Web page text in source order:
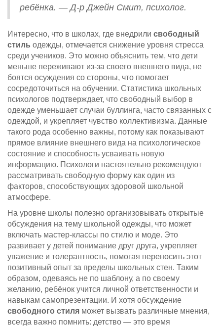
ребёнка. — Д-р Джейн Смит, психолог.
Интересно, что в школах, где внедрили свободный
стиль одежды, отмечается снижение уровня стресса
среди учеников. Это можно объяснить тем, что дети
меньше переживают из-за своего внешнего вида, не
боятся осуждения со стороны, что помогает
сосредоточиться на обучении. Статистика школьных
психологов подтверждает, что свободный выбор в
одежде уменьшает случаи буллинга, часто связанных с
одеждой, и укрепляет чувство коллективизма. Данные
такого рода особенно важны, потому как показывают
прямое влияние внешнего вида на психологическое
состояние и способность усваивать новую
информацию. Психологи настоятельно рекомендуют
рассматривать свободную форму как один из
факторов, способствующих здоровой школьной
атмосфере.
На уровне школы полезно организовывать открытые
обсуждения на тему школьной одежды, что может
включать мастер-классы по стилю и моде. Это
развивает у детей понимание друг друга, укрепляет
уважение и толерантность, помогая переносить этот
позитивный опыт за пределы школьных стен. Таким
образом, одеваясь не по шаблону, а по своему
желанию, ребёнок учится личной ответственности и
навыкам самопрезентации. И хотя обсуждение
свободного стиля может вызвать различные мнения,
всегда важно помнить: детство — это время